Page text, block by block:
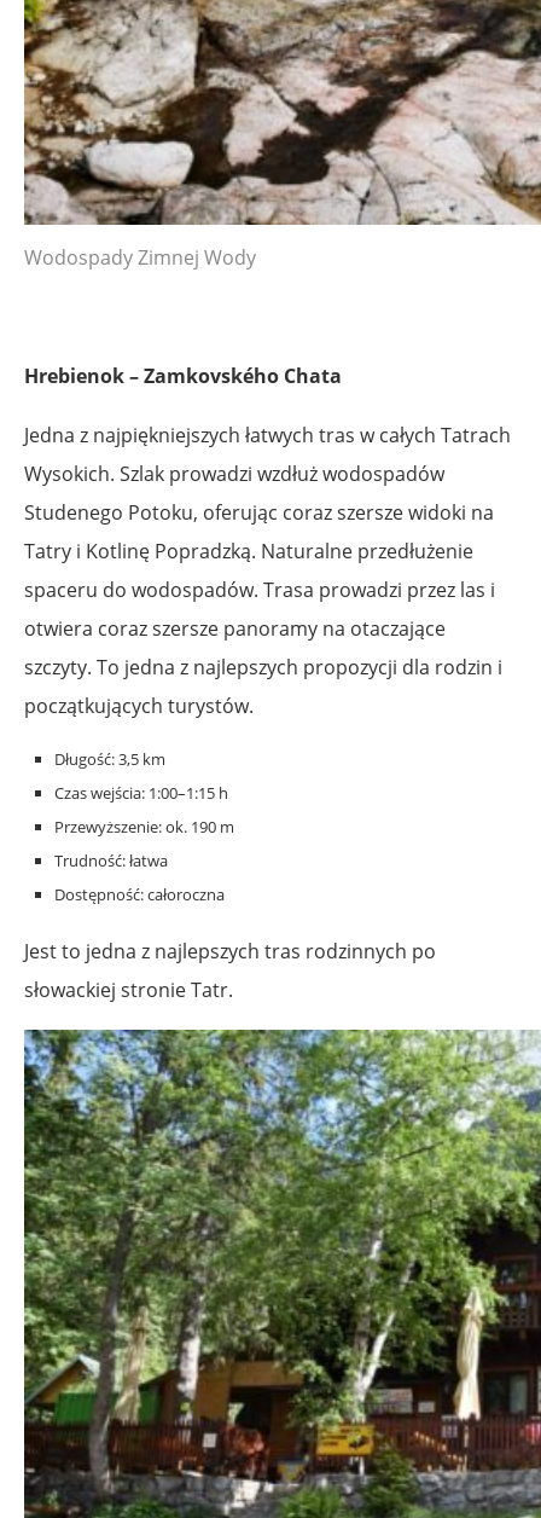
Wodospady Zimnej Wody
Hrebienok – Zamkovského Chata
Jedna z najpiękniejszych łatwych tras w całych Tatrach
Wysokich. Szlak prowadzi wzdłuż wodospadów
Studenego Potoku, oferując coraz szersze widoki na
Tatry i Kotlinę Popradzką. Naturalne przedłużenie
spaceru do wodospadów. Trasa prowadzi przez las i
otwiera coraz szersze panoramy na otaczające
szczyty. To jedna z najlepszych propozycji dla rodzin i
początkujących turystów.
Długość: 3,5 km
Czas wejścia: 1:00–1:15 h
Przewyższenie: ok. 190 m
Trudność: łatwa
Dostępność: całoroczna
Jest to jedna z najlepszych tras rodzinnych po
słowackiej stronie Tatr.